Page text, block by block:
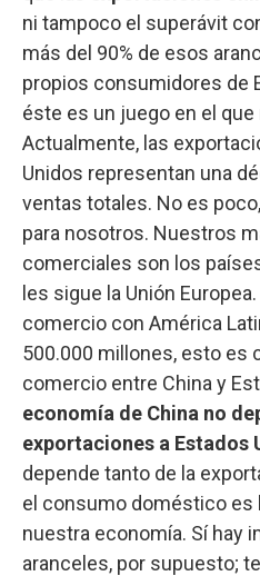
ni tampoco el superávit
más del 90% de esos
propios consumidores de
éste es un juego en el que
Actualmente, las
Unidos representan una
ventas totales. No es
para nosotros. Nuestros
comerciales son los
les sigue la Unión
comercio con América
500.000 millones, esto es
comercio entre China y
economía de China no
exportaciones a Estados
depende tanto de la
el consumo doméstico es
nuestra economía. Sí hay
aranceles, por supuesto;